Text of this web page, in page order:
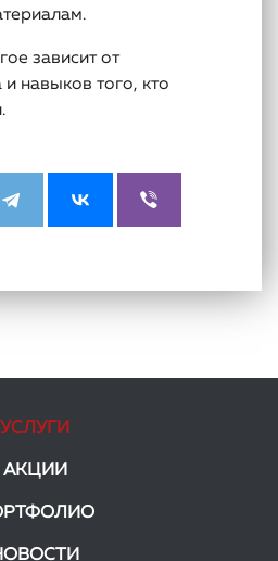
зависит от
навыков того, кто
УСЛУГИ
АКЦИИ